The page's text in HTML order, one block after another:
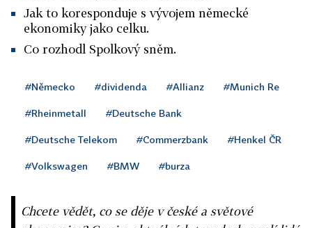
Jak to koresponduje s vývojem německé
ekonomiky jako celku.
Co rozhodl Spolkový sněm.
#Německo #dividenda #Allianz #Munich Re
#Rheinmetall #Deutsche Bank
#Deutsche Telekom #Commerzbank #Henkel ČR
#Volkswagen #BMW #burza
Chcete vědět, co se děje v české a světové